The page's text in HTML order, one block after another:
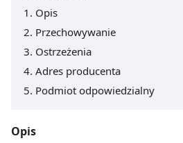
Opis
Przechowywanie
Ostrzeżenia
Adres producenta
Podmiot odpowiedzialny
Opis